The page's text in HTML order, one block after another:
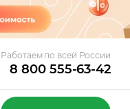
Работаем по всей России
8 800 555-63-42